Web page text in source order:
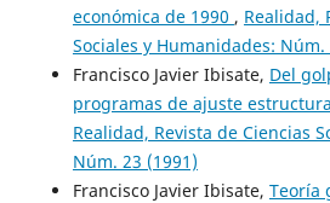
económica de 1990 , Realidad,
Sociales y Humanidades: Núm.
Francisco Javier Ibisate, Del
programas de ajuste
Realidad, Revista de Ciencias
Núm. 23 (1991)
Francisco Javier Ibisate, Teoría